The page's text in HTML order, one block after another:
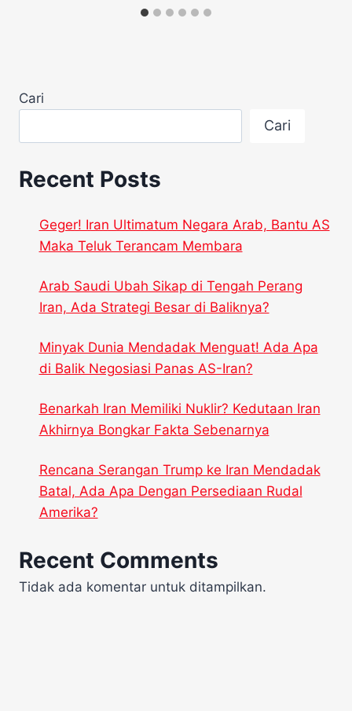
Cari
Cari
Recent Posts
Geger! Iran Ultimatum Negara Arab, Bantu AS
Maka Teluk Terancam Membara
Arab Saudi Ubah Sikap di Tengah Perang
Iran, Ada Strategi Besar di Baliknya?
Minyak Dunia Mendadak Menguat! Ada Apa
di Balik Negosiasi Panas AS-Iran?
Benarkah Iran Memiliki Nuklir? Kedutaan Iran
Akhirnya Bongkar Fakta Sebenarnya
Rencana Serangan Trump ke Iran Mendadak
Batal, Ada Apa Dengan Persediaan Rudal
Amerika?
Recent Comments
Tidak ada komentar untuk ditampilkan.